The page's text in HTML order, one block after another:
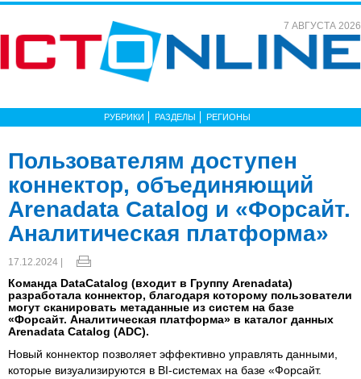
7 АВГУСТА 2026
РУБРИКИ РАЗДЕЛЫ РЕГИОНЫ
Пользователям доступен
коннектор, объединяющий
Arenadata Catalog и «Форсайт.
Аналитическая платформа»
17.12.2024 |
Команда DataCatalog (входит в Группу Arenadata)
разработала коннектор, благодаря которому пользователи
могут сканировать метаданные из систем на базе
«Форсайт. Аналитическая платформа» в каталог данных
Arenadata Catalog (ADC).
Новый коннектор позволяет эффективно управлять данными,
которые визуализируются в BI-системах на базе «Форсайт.